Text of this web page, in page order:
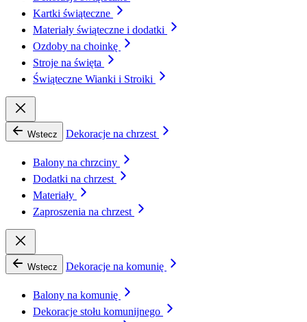
Kartki świąteczne
Materiały świąteczne i dodatki
Ozdoby na choinkę
Stroje na święta
Świąteczne Wianki i Stroiki
Wstecz Dekoracje na chrzest
Balony na chrzciny
Dodatki na chrzest
Materiały
Zaproszenia na chrzest
Wstecz Dekoracje na komunię
Balony na komunię
Dekoracje stołu komunijnego